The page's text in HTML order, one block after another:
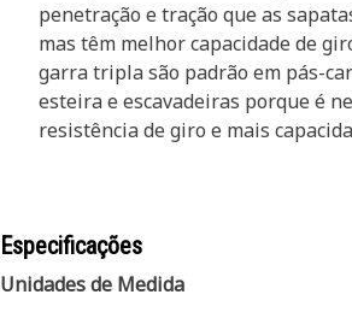
penetração e tração que as
mas têm melhor capacidade de
garra tripla são padrão em pás-
esteira e escavadeiras porque é
resistência de giro e mais
Especificações
Unidades de Medida